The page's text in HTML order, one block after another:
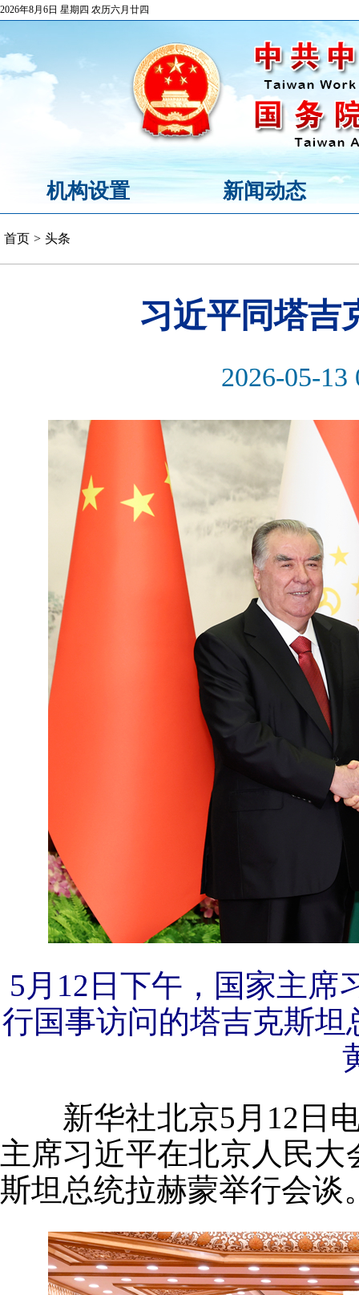
2026年8月6日 星期四 农历六月廿四
机构设置 新闻动态
首页 > 头条
习近平同塔吉
2026-05-13
5月12日下午，国家主席
行国事访问的塔吉克斯
新华社北京5月12日电
主席习近平在北京人民
斯坦总统拉赫蒙举行会谈